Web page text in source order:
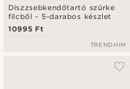
Díszzsebkendőtartó szürke
filcből - 5-darabos készlet
10995 Ft
TRENDHIM